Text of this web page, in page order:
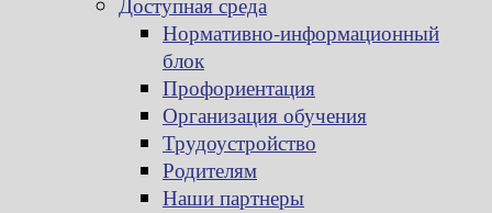
Нормативно-информационный
блок
Профориентация
Организация обучения
Трудоустройство
Родителям
Наши партнеры